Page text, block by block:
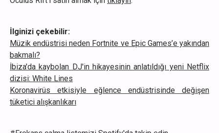
İlginizi çekebilir:
Müzik endüstrisi neden Fortnite ve Epic Games’e yakından
bakmalı?
İbiza'da kaybolan DJ'in hikayesinin anlatıldığı yeni Netflix
dizisi: White Lines
Koronavirüs etkisiyle eğlence endüstrisinde değişen
tüketici alışkanlıkarı